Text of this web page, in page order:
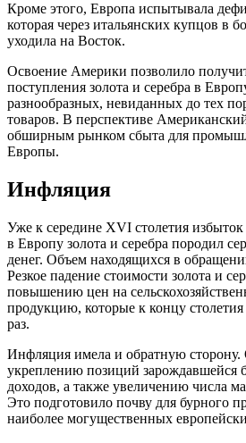
Кроме этого, Европа испытывала
которая через итальянских купцов в
уходила на Восток.
Освоение Америки позволило
поступления золота и серебра в
разнообразных, невиданных до тех
товаров. В перспективе
обширным рынком сбыта для
Европы.
Инфляция
Уже к середине XVI столетия избыток
в Европу золота и серебра породил
денег. Объем находящихся в
Резкое падение стоимости золота и
повышению цен на
продукцию, которые к концу
раз.
Инфляция имела и обратную сторону.
укреплению позиций зарождавшейся
доходов, а также увеличению числа
Это подготовило почву для бурного
наиболее могущественных